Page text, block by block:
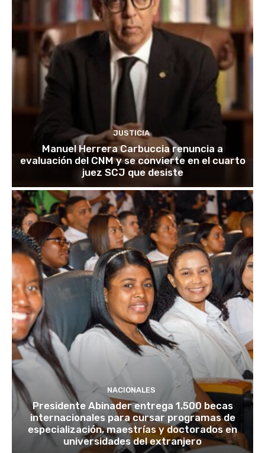
JUSTICIA
Manuel Herrera Carbuccia renuncia a
evaluación del CNM y se convierte en el cuarto
juez SCJ que desiste
NACIONALES
Presidente Abinader entrega 1,500 becas
internacionales para cursar programas de
especialización, maestrías y doctorados en
universidades del extranjero